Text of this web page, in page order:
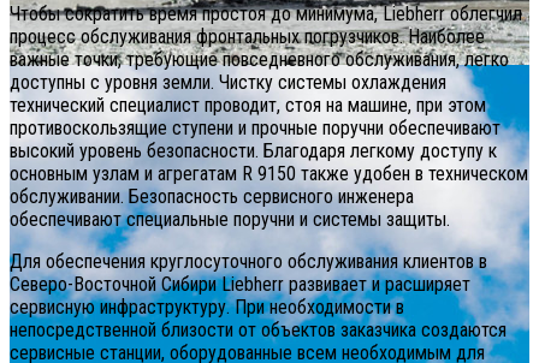
Чтобы сократить время простоя до минимума, Liebherr облегчил
процесс обслуживания фронтальных погрузчиков. Наиболее
важные точки, требующие повседневного обслуживания, легко
доступны с уровня земли. Чистку системы охлаждения
технический специалист проводит, стоя на машине, при этом
противоскользящие ступени и прочные поручни обеспечивают
высокий уровень безопасности. Благодаря легкому доступу к
основным узлам и агрегатам R 9150 также удобен в техническом
обслуживании. Безопасность сервисного инженера
обеспечивают специальные поручни и системы защиты.
Для обеспечения круглосуточного обслуживания клиентов в
Северо-Восточной Сибири Liebherr развивает и расширяет
сервисную инфраструктуру. При необходимости в
непосредственной близости от объектов заказчика создаются
сервисные станции, оборудованные всем необходимым для